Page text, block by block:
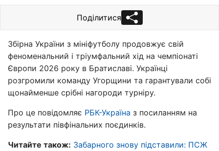
Поділитися
Збірна України з мініфутболу продовжує свій
феноменальний і тріумфальний хід на чемпіонаті
Європи 2026 року в Братиславі. Українці
розгромили команду Угорщини та гарантували собі
щонайменше срібні нагороди турніру.
Про це повідомляє РБК-Україна з посиланням на
результати півфінальних поєдинків.
Читайте також: Забарного знову підставили: ПСЖ